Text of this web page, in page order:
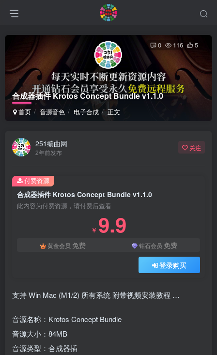
合成器插件 Krotos Concept Bundle v1.1.0
首页 音源音色 电子合成 正文
0 116 5
251编曲网
2年前发布
关注
合成器插件 Krotos Concept Bundle v1.1.0
此内容为付费资源，请付费后查看
￥ 9.9
黄金会员 免费 钻石会员 免费
登录购买
付费资源
支持 Win Mac (M1/2) 所有系统 附带视频安装教程 …
音源名称：Krotos Concept Bundle
音源大小：84MB
音源类型：合成器插